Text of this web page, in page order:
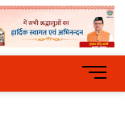
News
PortalM
e